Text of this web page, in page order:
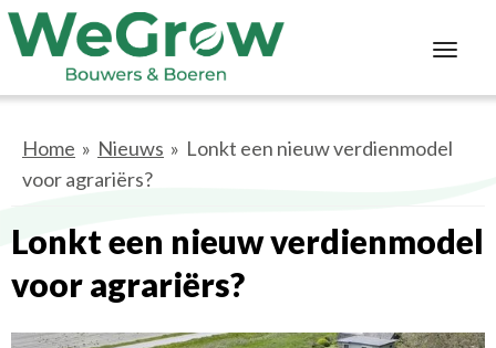
Home » Nieuws » Lonkt een nieuw verdienmodel
voor agrariërs?
Lonkt een nieuw verdienmodel
voor agrariërs?